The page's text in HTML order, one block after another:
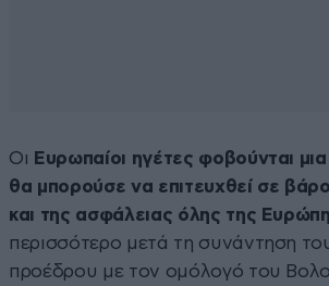
Οι Ευρωπαίοι ηγέτες φοβούνται
θα μπορούσε να επιτευχθεί σε
και της ασφάλειας όλης της
περισσότερο μετά τη συνάντηση
προέδρου με τον ομόλογό του